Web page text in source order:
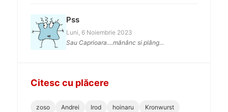
Pss
Luni, 6 Noiembrie 2023
Sau Caprioara....mănânc si plâng...
Citesc cu plăcere
zoso Andrei Irod hoinaru
Kronwurst